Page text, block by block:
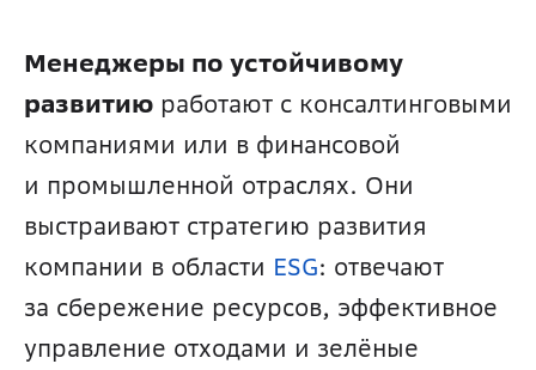
Менеджеры по устойчивому
развитию работают с консалтинговыми
компаниями или в финансовой
и промышленной отраслях. Они
выстраивают стратегию развития
компании в области ESG: отвечают
за сбережение ресурсов, эффективное
управление отходами и зелёные